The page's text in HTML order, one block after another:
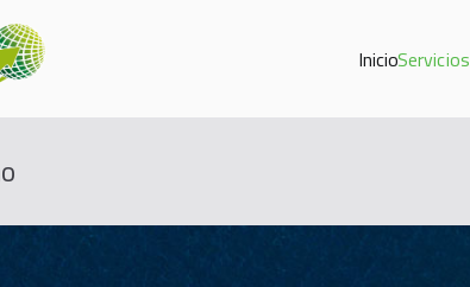
InicioServicios